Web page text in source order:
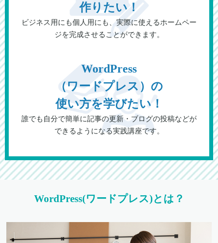
作りたい！
ビジネス用にも個人用にも、実際に使えるホームペー
ジを完成させることができます。
WordPress
（ワードプレス）の
使い方を学びたい！
誰でも自分で簡単に記事の更新・ブログの投稿などが
できるようになる実践講座です。
WordPress(ワードプレス)とは？